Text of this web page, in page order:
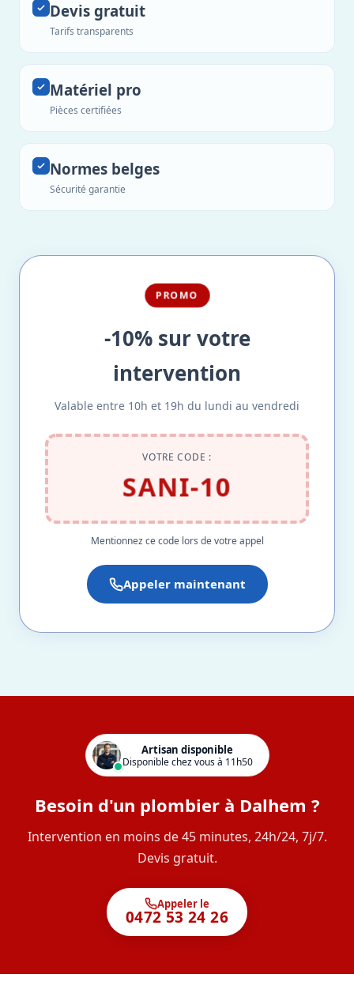
Devis gratuit
Tarifs transparents
Matériel pro
Pièces certifiées
Normes belges
Sécurité garantie
PROMO
-10% sur votre
intervention
Valable entre 10h et 19h du lundi au vendredi
VOTRE CODE :
SANI-10
Mentionnez ce code lors de votre appel
Appeler maintenant
Artisan disponible
Disponible chez vous à 11h50
Besoin d'un plombier à Dalhem ?
Intervention en moins de 45 minutes, 24h/24, 7j/7.
Devis gratuit.
Appeler le
0472 53 24 26